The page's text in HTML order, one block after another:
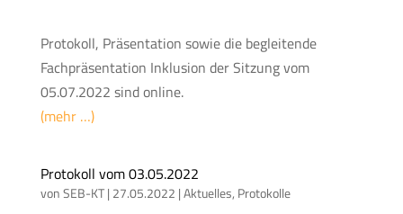
Protokoll, Präsentation sowie die begleitende
Fachpräsentation Inklusion der Sitzung vom
05.07.2022 sind online.
(mehr …)
Protokoll vom 03.05.2022
vonSEB-KT| 27.05.2022 |Aktuelles, Protokolle